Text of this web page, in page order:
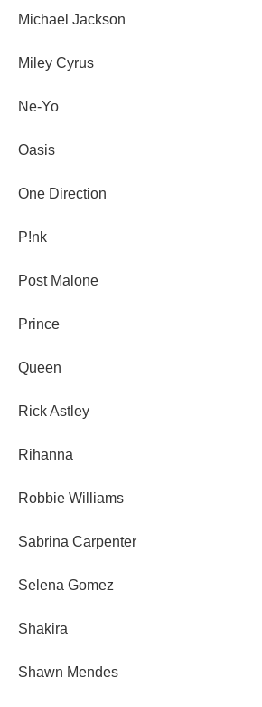
Michael Jackson
Miley Cyrus
Ne-Yo
Oasis
One Direction
P!nk
Post Malone
Prince
Queen
Rick Astley
Rihanna
Robbie Williams
Sabrina Carpenter
Selena Gomez
Shakira
Shawn Mendes